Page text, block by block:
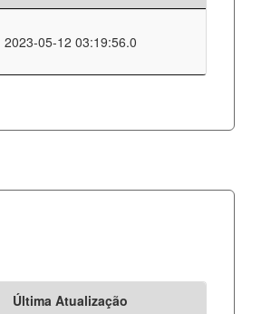
2023-05-12 03:19:56.0
Última Atualização